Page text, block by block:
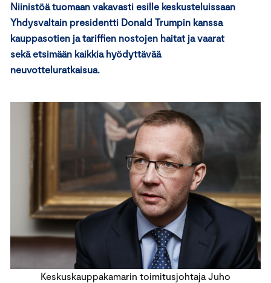
Niinistöä tuomaan vakavasti esille keskusteluissaan
Yhdysvaltain presidentti Donald Trumpin kanssa
kauppasotien ja tariffien nostojen haitat ja vaarat
sekä etsimään kaikkia hyödyttävää
neuvotteluratkaisua.
Keskuskauppakamarin toimitusjohtaja Juho